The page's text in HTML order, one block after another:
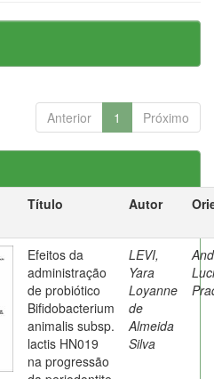
Anterior 1 Próximo
Título Autor
Efeitos da
administração
de probiótico
Bifidobacterium
animalis subsp.
lactis HN019
na progressão
LEVI,
Yara
Loyanne
de
Almeida
Silva